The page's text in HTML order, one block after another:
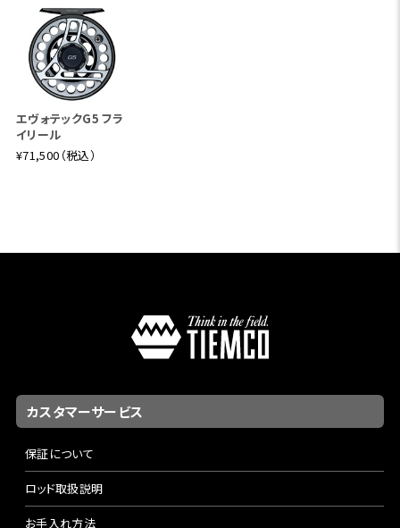
エヴォテックG5 フラ
イリール
¥71,500（税込）
カスタマーサービス
保証について
ロッド取扱説明
お手入れ方法